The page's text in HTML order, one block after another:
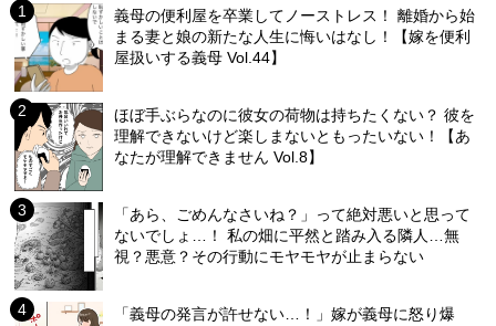
義母の便利屋を卒業してノーストレス！ 離婚から始
まる妻と娘の新たな人生に悔いはなし！【嫁を便利
屋扱いする義母 Vol.44】
ほぼ手ぶらなのに彼女の荷物は持ちたくない？ 彼を
理解できないけど楽しまないともったいない！【あ
なたが理解できません Vol.8】
「あら、ごめんなさいね？」って絶対悪いと思って
ないでしょ…！ 私の畑に平然と踏み入る隣人…無
視？悪意？その行動にモヤモヤが止まらない
「義母の発言が許せない…！」嫁が義母に怒り爆